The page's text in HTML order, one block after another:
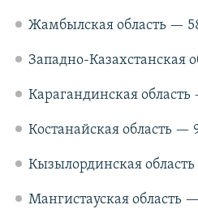
Жамбылская область —
Западно-Казахстанская
Карагандинская
Костанайская область —
Кызылординская
Мангистауская область